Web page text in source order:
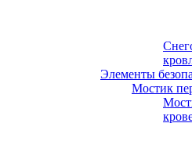
Элементы
Мостик